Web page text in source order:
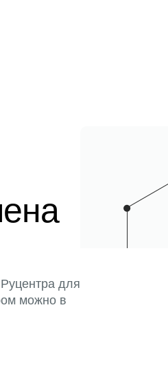
для
можно в